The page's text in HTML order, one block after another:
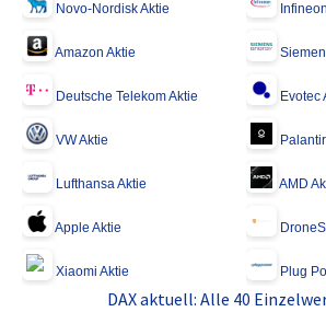
Novo-Nordisk Aktie
Amazon Aktie
Deutsche Telekom Aktie Evotec
VW Aktie
Lufthansa Aktie AMD
Apple Aktie
Xiaomi Aktie Plug
DAX aktuell: Alle 40